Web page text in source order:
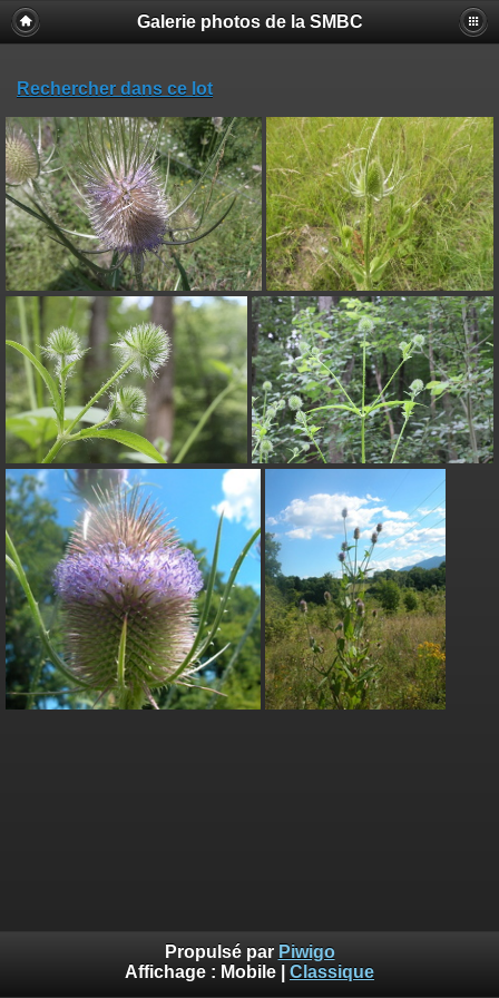
Galerie photos de la SMBC
Rechercher dans ce lot
Propulsé par Piwigo
Affichage : Mobile Classique